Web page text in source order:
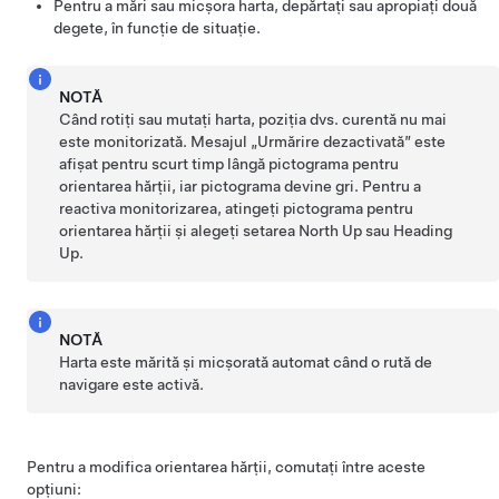
Pentru a mări sau micșora harta, depărtați sau apropiați două
degete, în funcție de situație.
NOTĂ
Când rotiți sau mutați harta, poziția dvs. curentă nu mai
este monitorizată. Mesajul „Urmărire dezactivată” este
afișat pentru scurt timp lângă pictograma pentru
orientarea hărții, iar pictograma devine gri. Pentru a
reactiva monitorizarea, atingeți pictograma pentru
orientarea hărții și alegeți setarea North Up sau Heading
Up.
NOTĂ
Harta este mărită și micșorată automat când o rută de
navigare este activă.
Pentru a modifica orientarea hărții, comutați între aceste
opțiuni: